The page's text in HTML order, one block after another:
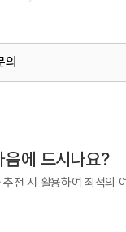
에 드시나요?
천 시 활용하여 최적의